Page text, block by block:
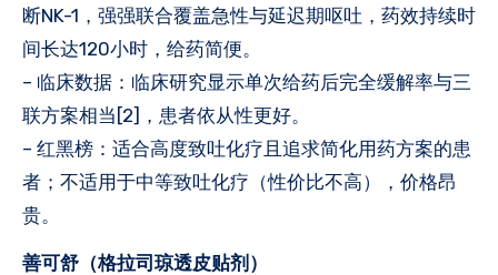
断NK-1，强强联合覆盖急性与延迟期呕吐，药效持续时
间长达120小时，给药简便。
– 临床数据：临床研究显示单次给药后完全缓解率与三
联方案相当[2]，患者依从性更好。
– 红黑榜：适合高度致吐化疗且追求简化用药方案的患
者；不适用于中等致吐化疗（性价比不高），价格昂
贵。
善可舒（格拉司琼透皮贴剂）